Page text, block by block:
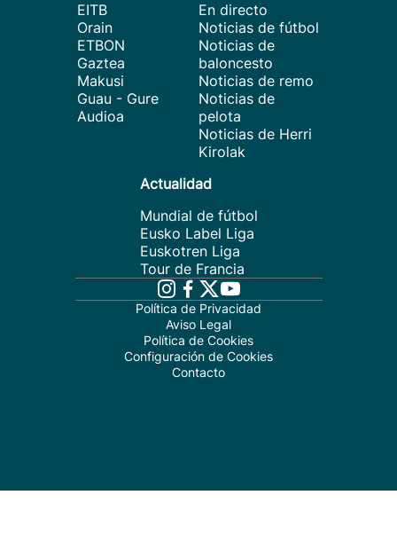
EITB
Orain
ETBON
Gaztea
Makusi
Guau - Gure
Audioa
En directo
Noticias de fútbol
Noticias de
baloncesto
Noticias de remo
Noticias de
pelota
Noticias de Herri
Kirolak
Actualidad
Mundial de fútbol
Eusko Label Liga
Euskotren Liga
Tour de Francia
Política de Privacidad
Aviso Legal
Política de Cookies
Configuración de Cookies
Contacto